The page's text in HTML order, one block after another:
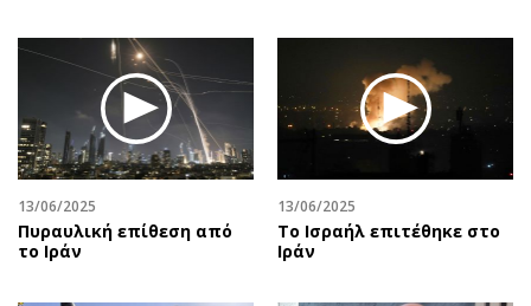
13/06/2025
Πυραυλική επίθεση από
το Ιράν
13/06/2025
To Ισραήλ επιτέθηκε στο
Ιράν